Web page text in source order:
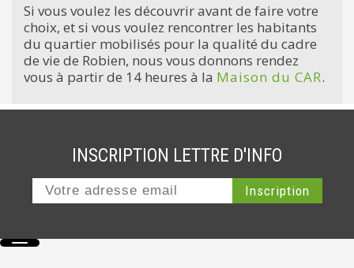
Si vous voulez les découvrir avant de faire votre
choix, et si vous voulez rencontrer les habitants
du quartier mobilisés pour la qualité du cadre
de vie de Robien, nous vous donnons rendez
vous à partir de 14 heures à la Maison du CAR.
INSCRIPTION LETTRE D'INFO